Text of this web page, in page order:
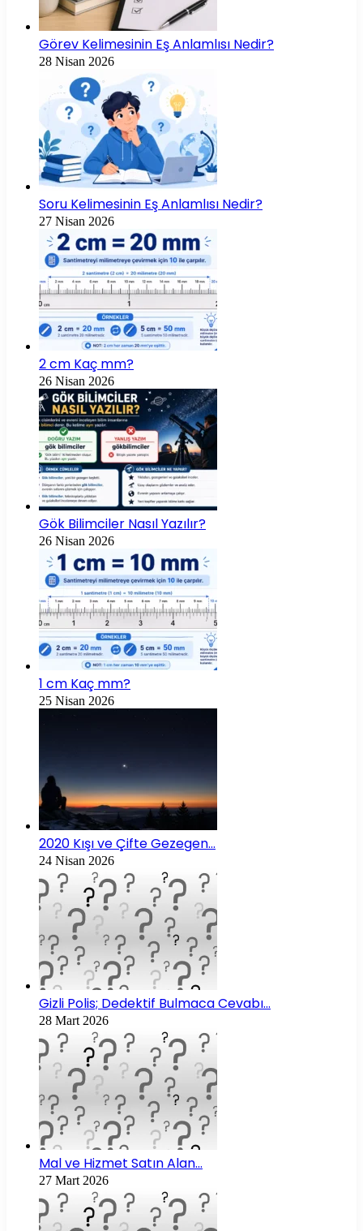
Görev Kelimesinin Eş Anlamlısı Nedir?
28 Nisan 2026
Soru Kelimesinin Eş Anlamlısı Nedir?
27 Nisan 2026
2 cm Kaç mm?
26 Nisan 2026
Gök Bilimciler Nasıl Yazılır?
26 Nisan 2026
1 cm Kaç mm?
25 Nisan 2026
2020 Kışı ve Çifte Gezegen…
24 Nisan 2026
Gizli Polis; Dedektif Bulmaca Cevabı…
28 Mart 2026
Mal ve Hizmet Satın Alan…
27 Mart 2026